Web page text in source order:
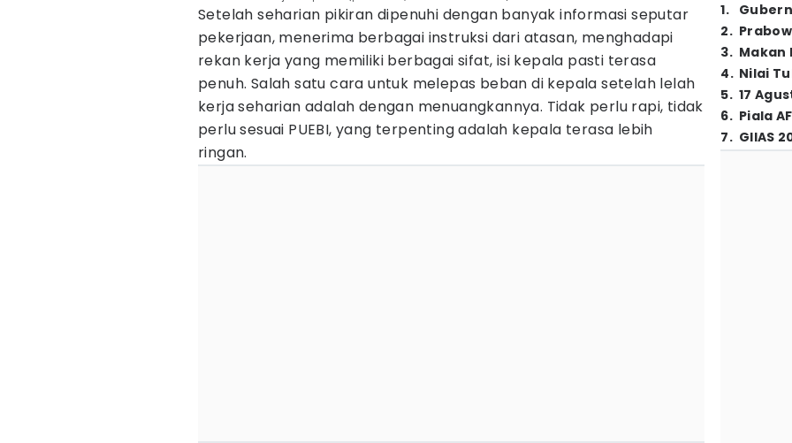
Setelah seharian pikiran dipenuhi dengan banyak informasi seputar
pekerjaan, menerima berbagai instruksi dari atasan, menghadapi
rekan kerja yang memiliki berbagai sifat, isi kepala pasti terasa
penuh. Salah satu cara untuk melepas beban di kepala setelah lelah
kerja seharian adalah dengan menuangkannya. Tidak perlu rapi, tidak
perlu sesuai PUEBI, yang terpenting adalah kepala terasa lebih
ringan.
1.
2.
3. Makan
4. Nilai
5. 17
6. Piala
7. GIIAS